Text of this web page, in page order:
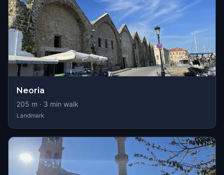
Neoria
205 m · 3 min walk
Landmark